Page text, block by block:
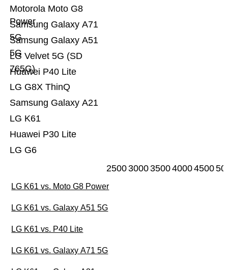
LG G6
Huawei P30 Lite
LG K61
Samsung Galaxy A21
LG G8X ThinQ
Huawei P40 Lite
LG Velvet 5G (SD
765G)
Samsung Galaxy A51
5G
Samsung Galaxy A71
5G
Motorola Moto G8
Power
25003000350040004500
LG K61 vs. Moto G8 Power
LG K61 vs. Galaxy A51 5G
LG K61 vs. P40 Lite
LG K61 vs. Galaxy A71 5G